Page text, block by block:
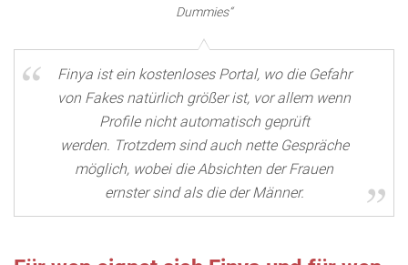
Dummies“
Finya ist ein kostenloses Portal, wo die Gefahr
von Fakes natürlich größer ist, vor allem wenn
Profile nicht automatisch geprüft
werden. Trotzdem sind auch nette Gespräche
möglich, wobei die Absichten der Frauen
ernster sind als die der Männer.